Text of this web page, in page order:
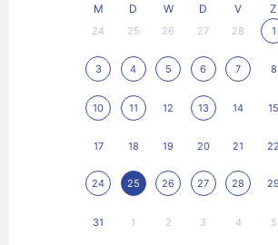
M D W D V Z
24 25 26 27 28 1
3 4 5 6 7 8
10 11 12 13 14 15
17 18 19 20 21 22
24 25 26 27 28
31 1 2 3 4 5